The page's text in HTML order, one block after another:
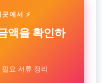
에서 ⚡
액을 확인하
필요 서류 정리